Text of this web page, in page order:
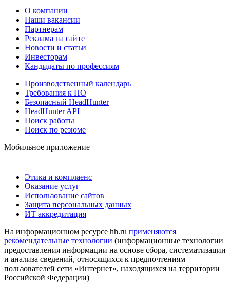
О компании
Наши вакансии
Партнерам
Реклама на сайте
Новости и статьи
Инвесторам
Кандидаты по профессиям
Производственный календарь
Требования к ПО
Безопасный HeadHunter
HeadHunter API
Поиск работы
Поиск по резюме
Мобильное приложение
Этика и комплаенс
Оказание услуг
Использование сайтов
Защита персональных данных
ИТ аккредитация
На информационном ресурсе hh.ru применяются
рекомендательные технологии (информационные технологии
предоставления информации на основе сбора, систематизации
и анализа сведений, относящихся к предпочтениям
пользователей сети «Интернет», находящихся на территории
Российской Федерации)